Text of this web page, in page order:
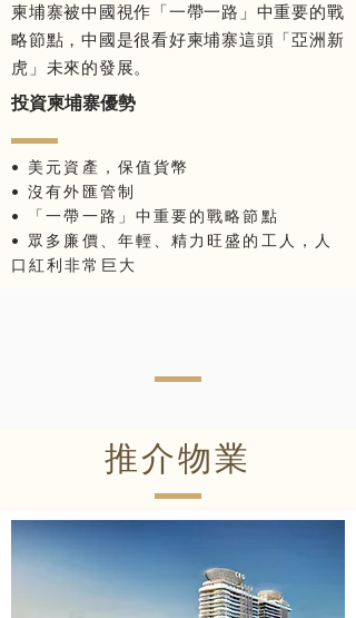
柬埔寨被中國視作「一帶一路」中重要的戰
略節點，中國是很看好柬埔寨這頭「亞洲新
虎」未來的發展。
投資柬埔寨優勢
• 美元資產，保值貨幣
• 沒有外匯管制
• 「一帶一路」中重要的戰略節點
• 眾多廉價、年輕、精力旺盛的工人，人
口紅利非常巨大
推介物業